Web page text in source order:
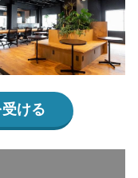
ける